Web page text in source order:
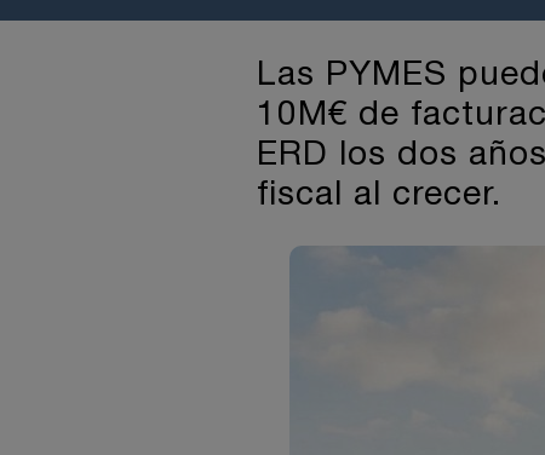
Las PYMES
10M€ de
ERD los dos
fiscal al crecer.